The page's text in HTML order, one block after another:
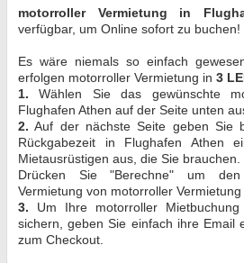
motorroller Vermietung in
verfügbar, um Online sofort zu buchen!
Es wäre niemals so einfach
erfolgen motorroller Vermietung in3
1. Wählen Sie das gewünschte
Flughafen Athen auf der Seite unten
2. Auf der nächste Seite geben Sie
Rückgabezeit in Flughafen Athen
Mietausrüstigen aus, die Sie brauchen.
Drücken Sie "Berechne" um
Vermietung von motorroller Vermietung
3. Um Ihre motorroller
sichern, geben Sie einfach ihre Email
zum Checkout.